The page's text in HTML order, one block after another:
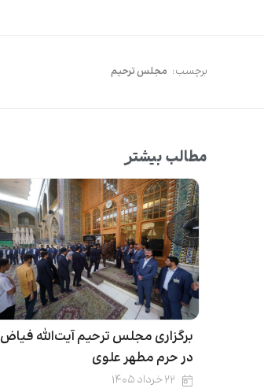
برچسب: مجلس ترحیم
مطالب بیشتر
برگزاری مجلس ترحیم آیت‌الله فیاض
در حرم مطهر علوی
۲۲ خرداد ۱۴۰۵